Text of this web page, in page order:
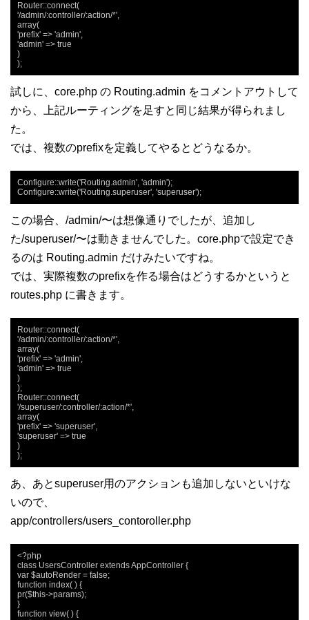
Router::connect(
'/admin/:controller/:action/*',
array(
'prefix' => 'admin',
'admin' => true
)
);
試しに、core.php の Routing.admin をコメントアウトして
から、上記ルーティングを足すと同じ結果が得られまし
た。
では、複数のprefixを定義してやるとどうなるか。
Configure::write('Routing.admin', 'admin');
Configure::write('Routing.superuser', 'superuser');
この場合、/admin/〜は想像通りでしたが、追加し
た/superuser/〜は動きませんでした。core.phpで設定でき
るのは Routing.admin だけみたいですね。
では、実際複数のprefixを作る場合はどうするかというと
routes.php に書きます。
Router::connect(
'/admin/:controller/:action/*',
array(
'prefix' => 'admin',
'admin' => true
)
);
Router::connect(
'/superuser/:controller/:action/*',
array(
'prefix' => 'superuser',
'superuser' => true
)
);
あ、あとsuperuser用のアクションも追加しないといけな
いので、
app/controllers/users_contoroller.php
<?php
class UsersController extends AppController {
var $autoRender = false;
function index( ) {
pr($this->params);
}
function view( ) {